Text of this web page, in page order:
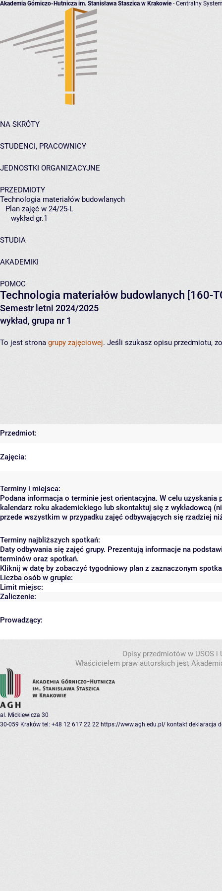
Akademia Górniczo-Hutnicza im. Stanisława Staszica w Krakowie- Centralny
NA SKRÓTY
STUDENCI, PRACOWNICY
JEDNOSTKI ORGANIZACYJNE
PRZEDMIOTY
Technologia materiałów budowlanych
Plan zajęć w 24/25-L
wykład gr.1
STUDIA
AKADEMIKI
POMOC
Technologia materiałów budowlanych [160-
Semestr letni 2024/2025
wykład, grupa nr 1
To jest strona grupy zajęciowej. Jeśli szukasz opisu przedmiotu,
Przedmiot:
Zajęcia:
Terminy i miejsca:
Podana informacja o terminie jest orientacyjna. W celu uzyskania
kalendarz roku akademickiego lub skontaktuj się z wykładowcą
przede wszystkim w przypadku zajęć odbywających się rzadziej
Terminy najbliższych spotkań:
Daty odbywania się zajęć grupy. Prezentują informacje na
terminów oraz spotkań.
Kliknij w datę by zobaczyć tygodniowy plan z zaznaczonym
Liczba osób w grupie:
Limit miejsc:
Zaliczenie:
Prowadzący:
Opisy przedmiotów w USOS
Właścicielem praw autorskich jest
al. Mickiewicza 30
30-059 Kraków tel: +48 12 617 22 22 https://www.agh.edu.pl/ kontakt deklaracja